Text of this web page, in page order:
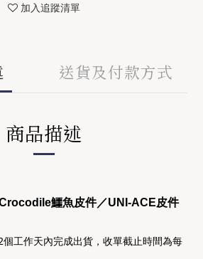
加入追蹤清單
送貨及付款方式
商品描述
鱷魚皮件／UNI-ACE皮件
個工作天內完成出貨， 收單截止時間為每